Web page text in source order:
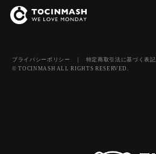
プライバシーポリシー ｜ 特定商取引法に基づく表記
© TOCINMASH ALL RIGHTS RESERVED.